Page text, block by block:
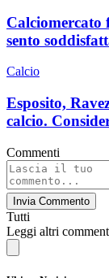
sento
Calcio
Esposito,
calcio.
Commenti
Invia Commento
Tutti
Leggi altri